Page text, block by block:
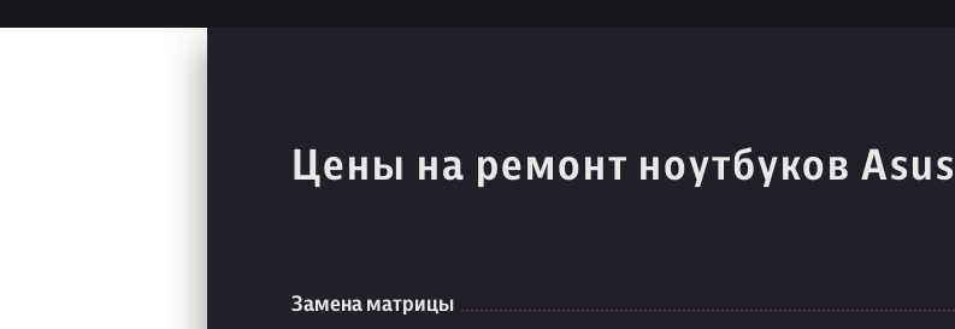
Цены на ремонт ноутбуков Asus
Замена матрицы